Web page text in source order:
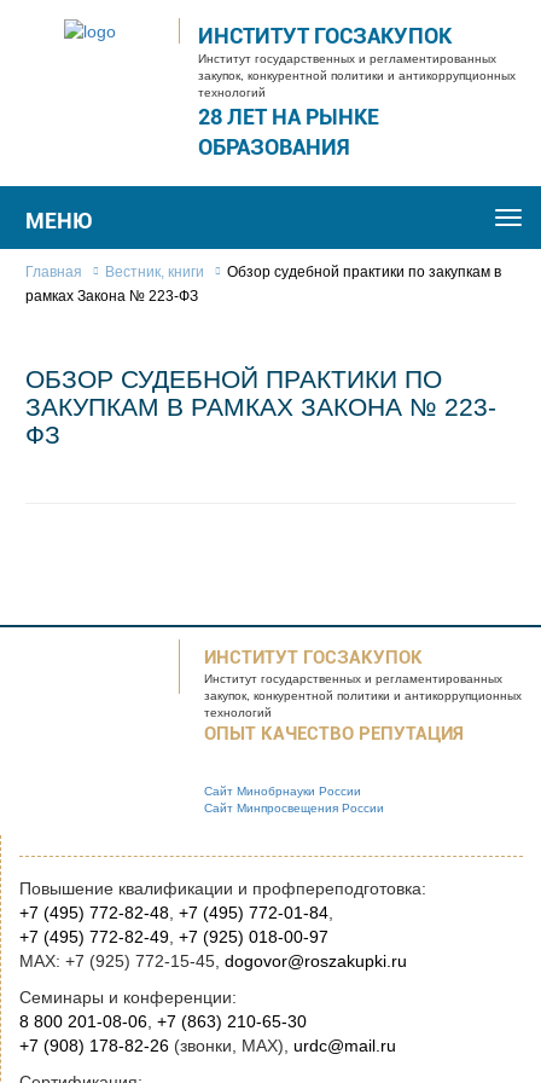
ИНСТИТУТ ГОСЗАКУПОК
Институт государственных и регламентированных
закупок, конкурентной политики и антикоррупционных
технологий
28 ЛЕТ НА РЫНКЕ
ОБРАЗОВАНИЯ
МЕНЮ
Главная Вестник, книги
Обзор судебной практики по закупкам в
рамках Закона № 223-ФЗ
ОБЗОР СУДЕБНОЙ ПРАКТИКИ ПО
ЗАКУПКАМ В РАМКАХ ЗАКОНА № 223-
ФЗ
ИНСТИТУТ ГОСЗАКУПОК
Институт государственных и регламентированных
закупок, конкурентной политики и антикоррупционных
технологий
ОПЫТ КАЧЕСТВО РЕПУТАЦИЯ
Сайт Минобрнауки России
Сайт Минпросвещения России
Повышение квалификации и профпереподготовка:
+7 (495) 772-82-48, +7 (495) 772-01-84,
+7 (495) 772-82-49, +7 (925) 018-00-97
MAX: +7 (925) 772-15-45, dogovor@roszakupki.ru
Семинары и конференции:
8 800 201-08-06, +7 (863) 210-65-30
+7 (908) 178-82-26 (звонки, MAX), urdc@mail.ru